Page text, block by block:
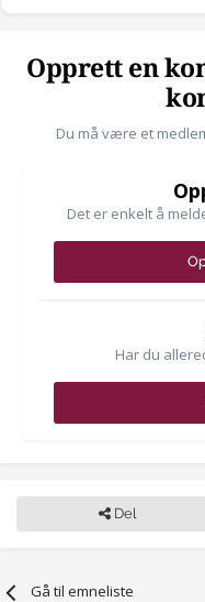
Opprett en
Du må være et
Det er enkelt å
Har du
Del
Gå til emneliste